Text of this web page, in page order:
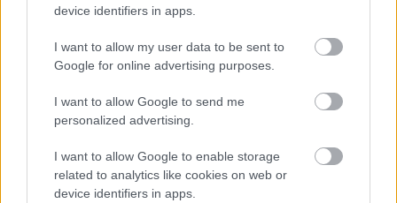
device identifiers in apps.
I want to allow my user data to be sent to
Google for online advertising purposes.
I want to allow Google to send me
personalized advertising.
I want to allow Google to enable storage
related to analytics like cookies on web or
device identifiers in apps.
abszurd
Ajánlott bejegyzések: